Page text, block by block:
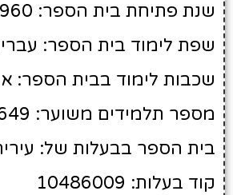
שנת פתיחת בית הספר: 1960
שפת לימוד בית הספר:
שכבות לימוד בבית הספר:
מספר תלמידים משוער: 649 תלמידים
בית הספר בבעלות של:
קוד בעלות: 10486009